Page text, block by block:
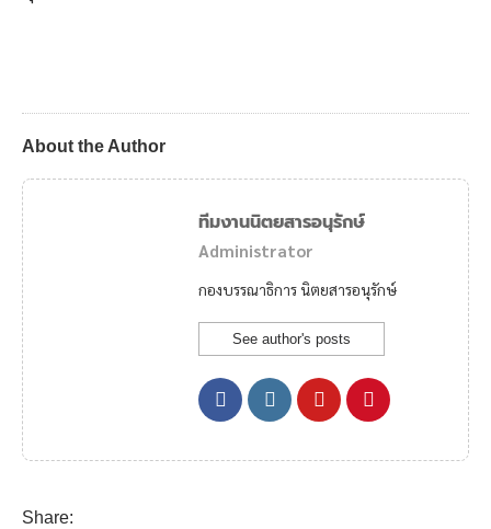
About the Author
ทีมงานนิตยสารอนุรักษ์
Administrator
กองบรรณาธิการ นิตยสารอนุรักษ์
See author's posts
Share: